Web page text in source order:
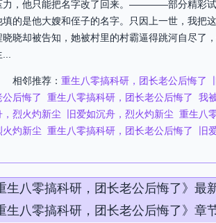
力，他只能把名字改了回来。————部分精彩
填的是他大嫂和侄子的名字。只因上一世，我把
晓晓却被告知，她被村里的村霸逼得跳河自尽了
相邻推荐： 重生八零搞科研，团长老公后悔了
公后悔了
重生八零搞科研，团长老公后悔了 我
，烈火灼新尘
旧爱如沉舟，烈火灼新尘 重生八
火灼新尘 重生八零搞科研，团长老公后悔了 旧
生八零搞科研，团长老公后悔了》最
生八零搞科研，团长老公后悔了》章